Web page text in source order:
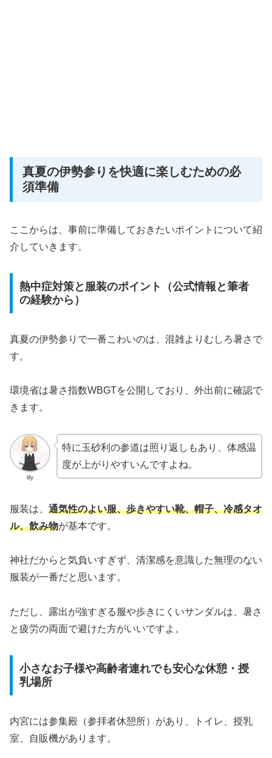
真夏の伊勢参りを快適に楽しむための必
須準備
ここからは、事前に準備しておきたいポイントについて紹
介していきます。
熱中症対策と服装のポイント（公式情報と筆者
の経験から）
真夏の伊勢参りで一番こわいのは、混雑よりむしろ暑さで
す。
環境省は暑さ指数WBGTを公開しており、外出前に確認で
きます。
lily
特に玉砂利の参道は照り返しもあり、体感温
度が上がりやすいんですよね。
服装は、 通気性のよい服、歩きやすい靴、帽子、冷感タオ
ル、飲み物が基本です。
神社だからと気負いすぎず、清潔感を意識した無理のない
服装が一番だと思います。
ただし、露出が強すぎる服や歩きにくいサンダルは、暑さ
と疲労の両面で避けた方がいいですよ。
小さなお子様や高齢者連れでも安心な休憩・授
乳場所
内宮には参集殿（参拝者休憩所）があり、トイレ、授乳
室、自販機があります。